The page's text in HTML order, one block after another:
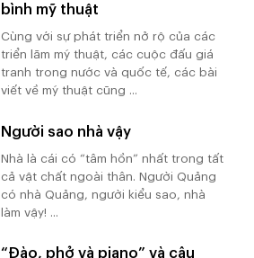
bình mỹ thuật
Cùng với sự phát triển nở rộ của các
triển lãm mỹ thuật, các cuộc đấu giá
tranh trong nước và quốc tế, các bài
viết về mỹ thuật cũng ...
Người sao nhà vậy
Nhà là cái có “tâm hồn” nhất trong tất
cả vật chất ngoài thân. Người Quảng
có nhà Quảng, người kiểu sao, nhà
làm vậy! ...
“Đào, phở và piano” và câu